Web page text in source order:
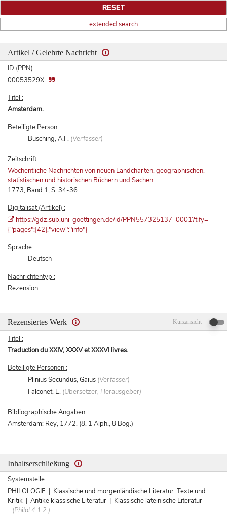
extended search
Artikel / Gelehrte Nachricht
ID (PPN) :
00053529X
Titel :
Amsterdam.
Beteiligte Person :
Büsching, A.F. (Verfasser)
Zeitschrift :
Wöchentliche Nachrichten von neuen Landcharten, geographischen,
statistischen und historischen Büchern und Sachen
1773, Band 1, S. 34-36
Digitalisat (Artikel) :
https://gdz.sub.uni-goettingen.de/id/PPN557325137_0001?tify=
{"pages":[42],"view":"info"}
Sprache :
Deutsch
Nachrichtentyp :
Rezension
Rezensiertes Werk Kurzansicht
Titel :
Traduction du XXIV, XXXV et XXXVI livres.
Beteiligte Personen :
Plinius Secundus, Gaius (Verfasser)
Falconet, E. (Übersetzer, Herausgeber)
Bibliographische Angaben :
Amsterdam: Rey, 1772. (8, 1 Alph., 8 Bog.)
Inhaltserschließung
Systemstelle :
PHILOLOGIE | Klassische und morgenländische Literatur: Texte und
Kritik | Antike klassische Literatur | Klassische lateinische Literatur
(Philol.4.1.2.)